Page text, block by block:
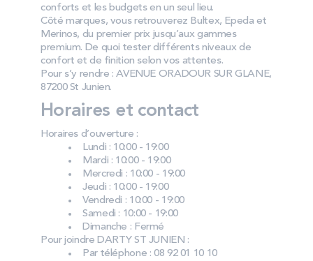
Storelocator
ContactMon compte
conforts et les budgets en un seul lieu.
Côté marques, vous retrouverez Bultex, Epeda et
Merinos, du premier prix jusqu’aux gammes
premium. De quoi tester différents niveaux de
confort et de finition selon vos attentes.
Pour s’y rendre : AVENUE ORADOUR SUR GLANE,
87200 St Junien.
Horaires et contact
Horaires d’ouverture :
Lundi : 10:00 - 19:00
Mardi : 10:00 - 19:00
Mercredi : 10:00 - 19:00
Jeudi : 10:00 - 19:00
Vendredi : 10:00 - 19:00
Samedi : 10:00 - 19:00
Dimanche : Fermé
Pour joindre DARTY ST JUNIEN :
Par téléphone : 08 92 01 10 10